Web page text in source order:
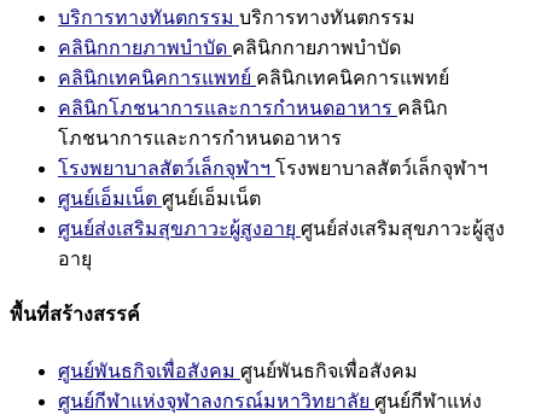
บริการทางทันตกรรม บริการทางทันตกรรม
คลินิกกายภาพบำบัด คลินิกกายภาพบำบัด
คลินิกเทคนิคการแพทย์ คลินิกเทคนิคการแพทย์
คลินิกโภชนาการและการกำหนดอาหาร คลินิก
โภชนาการและการกำหนดอาหาร
โรงพยาบาลสัตว์เล็กจุฬาฯ โรงพยาบาลสัตว์เล็กจุฬาฯ
ศูนย์เอ็มเน็ต ศูนย์เอ็มเน็ต
ศูนย์ส่งเสริมสุขภาวะผู้สูงอายุ ศูนย์ส่งเสริมสุขภาวะผู้สูง
อายุ
พื้นที่สร้างสรรค์
ศูนย์พันธกิจเพื่อสังคม ศูนย์พันธกิจเพื่อสังคม
ศูนย์กีฬาแห่งจุฬาลงกรณ์มหาวิทยาลัย ศูนย์กีฬาแห่ง